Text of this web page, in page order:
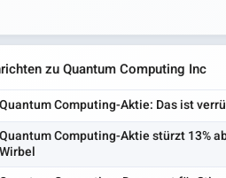
zu Quantum Computing Inc
Quantum Computing-Aktie: Das ist
Quantum Computing-Aktie stürzt 13%
Wirbel